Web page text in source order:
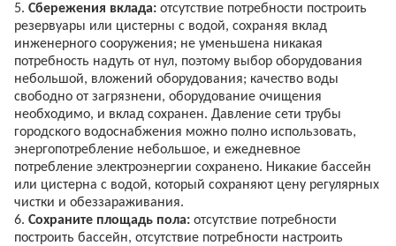
5. Сбережения вклада: отсутствие потребности построить
резервуары или цистерны с водой, сохраняя вклад
инженерного сооружения; не уменьшена никакая
потребность надуть от нул, поэтому выбор оборудования
небольшой, вложений оборудования; качество воды
свободно от загрязнени, оборудование очищения
необходимо, и вклад сохранен. Давление сети трубы
городского водоснабжения можно полно использовать,
энергопотребление небольшое, и ежедневное
потребление электроэнергии сохранено. Никакие бассейн
или цистерна с водой, который сохраняют цену регулярных
чистки и обеззараживания.
6. Сохраните площадь пола: отсутствие потребности
построить бассейн, отсутствие потребности настроить